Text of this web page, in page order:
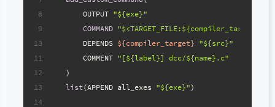
8
9
10
11
12
13
14
        OUTPUT
"${exe}"
COMMAND "$<TARGET_FILE:${compiler_target}>"
        DEPENDS
${compiler_target} "${src}"
        COMMENT
"[${label}] dcc/${name}.c"
    )
list(APPEND all_exes "${exe}")